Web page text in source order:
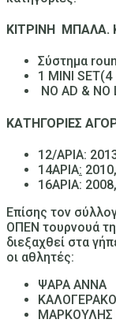
ΚΙΤΡΙΝΗ ΜΠΑΛΑ.
Σύστημα
1 MINI
NO AD & NO
ΚΑΤΗΓΟΡΙΕΣ
12/ΑΡΙΑ:
14ΑΡΙΑ:
16ΑΡΙΑ:
Επίσης τον
ΟΠΕΝ τουρνουά
διεξαχθεί στα
οι αθλητές:
ΨΑΡΑ ΑΝΝΑ
ΜΑΡΚΟΥΛΗΣ